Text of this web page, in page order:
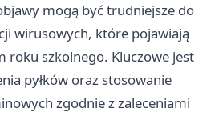
mogą być trudniejsze do
wirusowych, które pojawiają
roku szkolnego. Kluczowe jest
pyłków oraz stosowanie
zgodnie z zaleceniami